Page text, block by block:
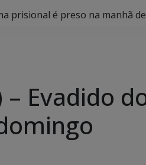
prisional é preso na manhã
– Evadido